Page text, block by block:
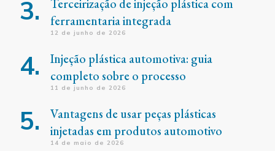
Terceirização de injeção plástica com
ferramentaria integrada
12 de junho de 2026
Injeção plástica automotiva: guia
completo sobre o processo
11 de junho de 2026
Vantagens de usar peças plásticas
injetadas em produtos automotivo
14 de maio de 2026